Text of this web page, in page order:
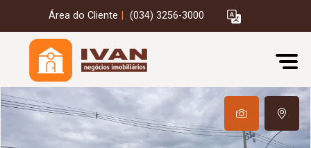
Área do Cliente (034) 3256-3000